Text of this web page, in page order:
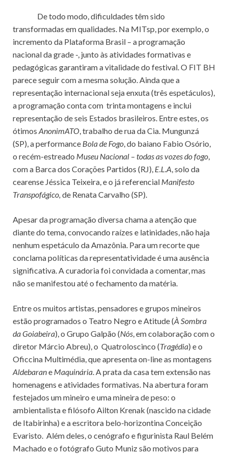
De todo modo, dificuldades têm sido
transformadas em qualidades. Na MITsp, por exemplo, o
incremento da Plataforma Brasil – a programação
nacional da grade -, junto às atividades formativas e
pedagógicas garantiram a vitalidade do festival. O FIT BH
parece seguir com a mesma solução. Ainda que a
representação internacional seja enxuta (três espetáculos),
a programação conta com trinta montagens e inclui
representação de seis Estados brasileiros. Entre estes, os
ótimos AnonimATO, trabalho de rua da Cia. Mungunzá
(SP), a performance Bola de Fogo, do baiano Fabio Osório,
o recém-estreado Museu Nacional – todas as vozes do fogo,
com a Barca dos Corações Partidos (RJ), E.L.A, solo da
cearense Jéssica Teixeira, e o já referencial Manifesto
Transpofágico, de Renata Carvalho (SP).
Apesar da programação diversa chama a atenção que
diante do tema, convocando raízes e latinidades, não haja
nenhum espetáculo da Amazônia. Para um recorte que
conclama políticas da representatividade é uma ausência
significativa. A curadoria foi convidada a comentar, mas
não se manifestou até o fechamento da matéria.
Entre os muitos artistas, pensadores e grupos mineiros
estão programados o Teatro Negro e Atitude (À Sombra
da Goiabeira), o Grupo Galpão (Nós, em colaboração com o
diretor Márcio Abreu), o Quatroloscinco (Tragédia) e o
Oficcina Multimédia, que apresenta on-line as montagens
Aldebarane Maquinária. A prata da casa tem extensão nas
homenagens e atividades formativas. Na abertura foram
festejados um mineiro e uma mineira de peso: o
ambientalista e filósofo Ailton Krenak (nascido na cidade
de Itabirinha) e a escritora belo-horizontina Conceição
Evaristo. Além deles, o cenógrafo e figurinista Raul Belém
Machado e o fotógrafo Guto Muniz são motivos para